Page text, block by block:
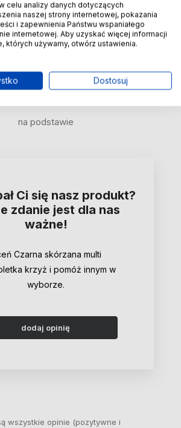
(1)
0/ 5
na podstawie
Ci się nasz produkt?
zdanie jest dla nas
ważne!
Czarna skórzana multi
krzyż i pomóż innym w
wyborze.
dodaj opinię
wszystkie opinie (pozytywne i
celu analizy danych dotyczących
naszej strony internetowej, pokazania
i zapewnienia Państwu wspaniałego
internetowej. Aby uzyskać więcej informacji
których używamy, otwórz ustawienia.
Dostosuj